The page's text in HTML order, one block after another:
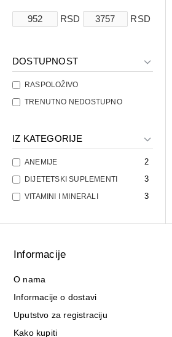
RSD RSD
IZ KATEGORIJE
ANEMIJE 2
DIJETETSKI SUPLEMENTI 3
VITAMINI I MINERALI 3
DOSTUPNOST
RASPOLOŽIVO
TRENUTNO NEDOSTUPNO
Informacije
O nama
Informacije o dostavi
Uputstvo za registraciju
Kako kupiti